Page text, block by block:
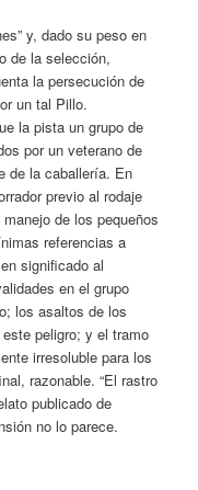
y, dado su peso en
de la selección,
la persecución de
un tal Pillo.
la pista un grupo de
por un veterano de
de la caballería. En
previo al rodaje
de los pequeños
referencias a
significado al
en el grupo
los asaltos de los
peligro; y el tramo
irresoluble para los
razonable. “El rastro
publicado de
no lo parece.